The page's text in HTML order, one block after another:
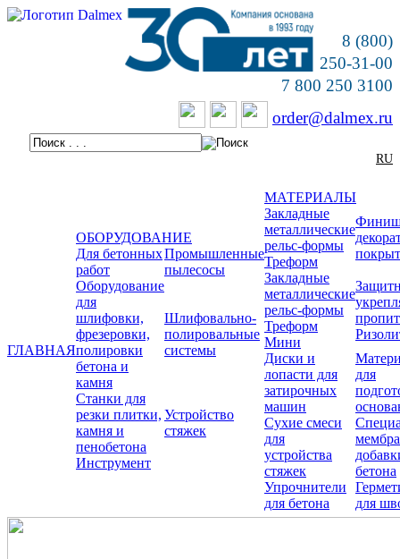
8 (800)
250-31-00
7 800 250 3100
order@dalmex.ru
RU
ГЛАВНАЯ
ОБОРУДОВАНИЕ
Для бетонных
работ
Промышленные
пылесосы
Оборудование
для
шлифовки,
фрезеровки,
полировки
бетона и
камня
Шлифовально-
полировальные
системы
Станки для
резки плитки,
камня и
пенобетона
Устройство
стяжек
Инструмент
МАТЕРИАЛЫ
Закладные
металлические
рельс-формы
Треформ
Закладные
металлические
рельс-формы
Треформ
Мини
Диски и
лопасти для
затирочных
машин
для
Сухие смеси
для
устройства
стяжек
бетона
Упрочнители
для бетона
для